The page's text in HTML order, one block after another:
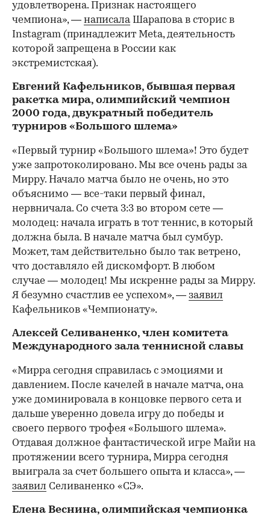
удовлетворена. Признак настоящего
чемпиона», — написалаШарапова в сторис в
Instagram (принадлежит Meta, деятельность
которой запрещена в России как
экстремистская).
Евгений Кафельников, бывшая первая
ракетка мира, олимпийский чемпион
2000 года, двукратный победитель
турниров «Большого шлема»
«Первый турнир «Большого шлема»! Это будет
уже запротоколировано. Мы все очень рады за
Мирру. Начало матча было не очень, но это
объяснимо — все-таки первый финал,
нервничала. Со счета 3:3 во втором сете —
молодец: начала играть в тот теннис, в который
должна была. В начале матча был сумбур.
Может, там действительно было так ветрено,
что доставляло ей дискомфорт. В любом
случае — молодец! Мы искренне рады за Мирру.
Я безумно счастлив ее успехом», — заявил
Кафельников «Чемпионату».
Алексей Селиваненко, член комитета
Международного зала теннисной славы
«Мирра сегодня справилась с эмоциями и
давлением. После качелей в начале матча, она
уже доминировала в концовке первого сета и
дальше уверенно довела игру до победы и
своего первого трофея «Большого шлема».
Отдавая должное фантастической игре Майи на
протяжении всего турнира, Мирра сегодня
выиграла за счет большего опыта и класса», —
заявил Селиваненко «СЭ».
Елена Веснина, олимпийская чемпионка